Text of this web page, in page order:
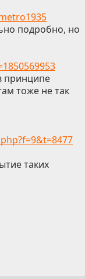
подробно, но
принципе
тоже не так
таких